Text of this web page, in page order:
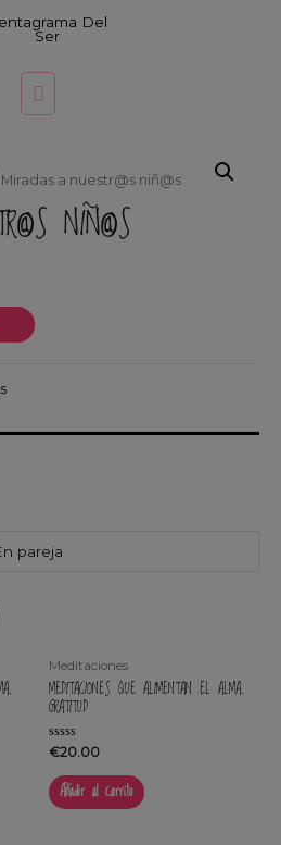
a nuestr@s niñ@s
NIÑ@S
pareja
Meditaciones
MEDITACIONES QUE ALIMENTAN EL ALMA.
GRATITUD
Valorado
de
5
€20.00
Añadir al carrito